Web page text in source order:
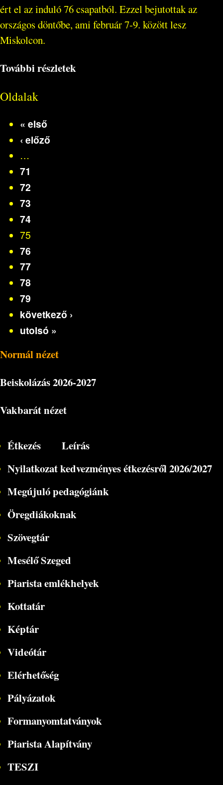
ért el az induló 76 csapatból. Ezzel bejutottak az
országos döntőbe, ami február 7-9. között lesz
Miskolcon.
További részletek
Oldalak
« első
‹ előző
…
71
72
73
74
75
76
77
78
79
következő ›
utolsó »
Normál nézet
Beiskolázás2026-2027
Vakbarát nézet
Étkezés
Leírás
Nyilatkozat kedvezményes étkezésről 2026/2027
Megújuló pedagógiánk
Öregdiákoknak
Szövegtár
Mesélő Szeged
Piarista emlékhelyek
Kottatár
Képtár
Videótár
Elérhetőség
Pályázatok
Formanyomtatványok
Piarista Alapítvány
TESZI